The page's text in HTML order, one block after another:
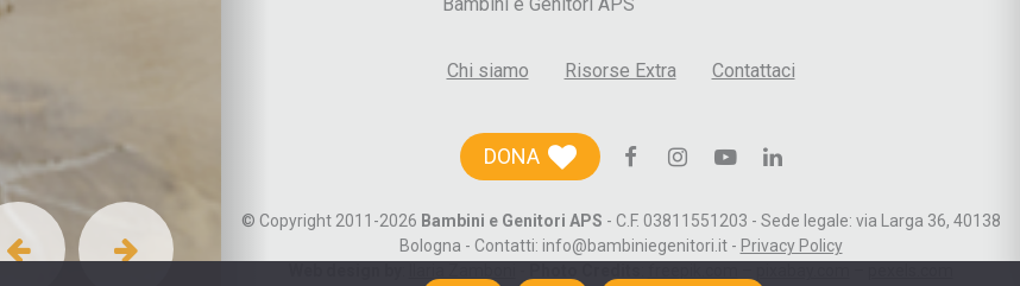
Cognomi autori A-F
Cognomi autori G-M
Cognomi autori S-Z
Chi siamo Risorse Extra Contattaci
DONA
© Copyright 2011-2026 Bambini e Genitori APS - C.F. 03811551203 - Sede legale: via Larga 36, 40138
Bologna - Contatti: info@bambiniegenitori.it - Privacy Policy